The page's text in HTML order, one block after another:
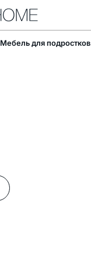
Мебель для подростков